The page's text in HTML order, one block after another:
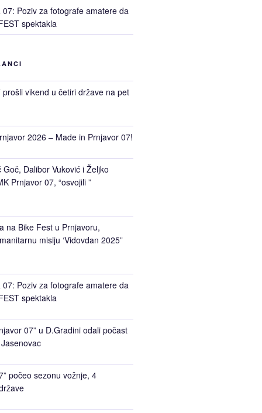
07: Poziv za fotografe amatere da
spektakla
prošli vikend u četiri države na pet
2026 – Made in Prnjavor 07!
Dalibor Vuković i Željko
Prnjavor 07, “osvojili ”
na Bike Fest u Prnjavoru,
misiju ‘Vidovdan 2025”
07: Poziv za fotografe amatere da
spektakla
07” u D.Gradini odali počast
počeo sezonu vožnje, 4